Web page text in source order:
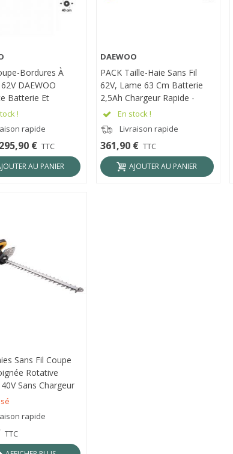
RAPIDE
Bordures À
DAEWOO
Batterie Et
Inclus DALST62BL-
!
rapide
295,90 € TTC
AU PANIER
APERÇU RAPIDE
DAEWOO
PACK Taille-Haie Sans Fil
62V, Lame 63 Cm Batterie
2,5Ah Chargeur Rapide -
DAEWOO DALHT62-24
En stock !
Livraison rapide
361,90 € TTC
AJOUTER AU PANIER
RAPIDE
Sans Fil Coupe
Rotative
Sans Chargeur
Texas HTX4000
rapide
TTC